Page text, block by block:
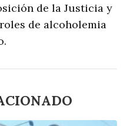
de la Justicia y
de alcoholemia